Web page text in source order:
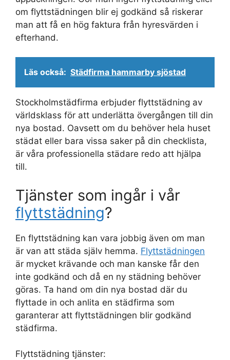
om flyttstädningen blir ej godkänd så riskerar
man att få en hög faktura från hyresvärden i
efterhand.
Läs också: Städfirma hammarby sjöstad
Stockholmstädfirma erbjuder flyttstädning av
världsklass för att underlätta övergången till din
nya bostad. Oavsett om du behöver hela huset
städat eller bara vissa saker på din checklista,
är våra professionella städare redo att hjälpa
till.
Tjänster som ingår i vår
flyttstädning?
En flyttstädning kan vara jobbig även om man
är van att städa själv hemma. Flyttstädningen
är mycket krävande och man kanske får den
inte godkänd och då en ny städning behöver
göras. Ta hand om din nya bostad där du
flyttade in och anlita en städfirma som
garanterar att flyttstädningen blir godkänd
städfirma.
Flyttstädning tjänster: